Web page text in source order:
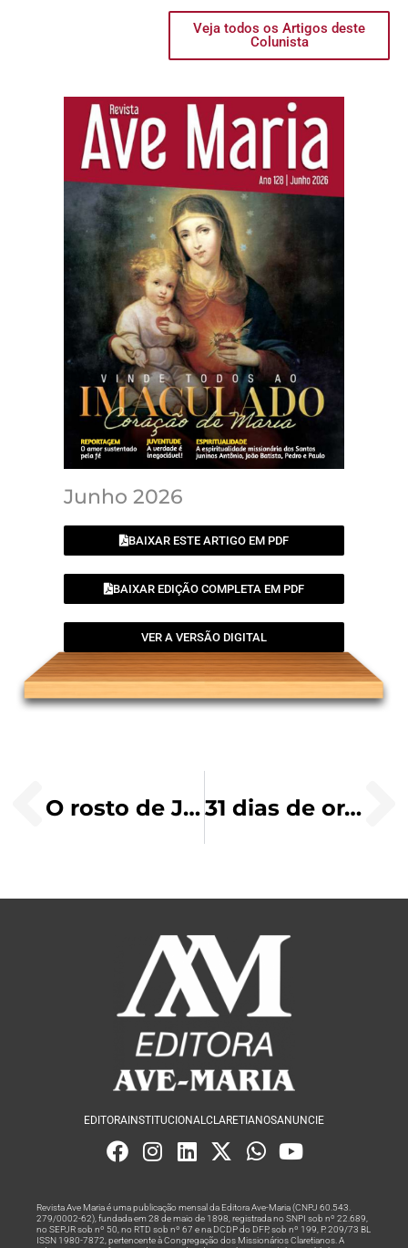
Veja todos os Artigos deste
Colunista
Junho 2026
BAIXAR ESTE ARTIGO EM PDF
BAIXAR EDIÇÃO COMPLETA EM PDF
VER A VERSÃO DIGITAL
O rosto de Jesus no Evangelista João 31 dias de orações dedicadas ao Sangue Precioso de Jesus
EDITORA INSTITUCIONALCLARETIANOSANUNCIE
Revista Ave Maria é uma publicação mensal da Editora Ave-Maria (CNPJ 60.543.
279/0002-62), fundada em 28 de maio de 1898, registrada no SNPI sob nº 22.689,
no SEPJR sob nº 50, no RTD sob nº 67 e na DCDP do DFP, sob nº 199, P. 209/73 BL
ISSN 1980-7872, pertencente à Congregação dos Missionários Claretianos. A